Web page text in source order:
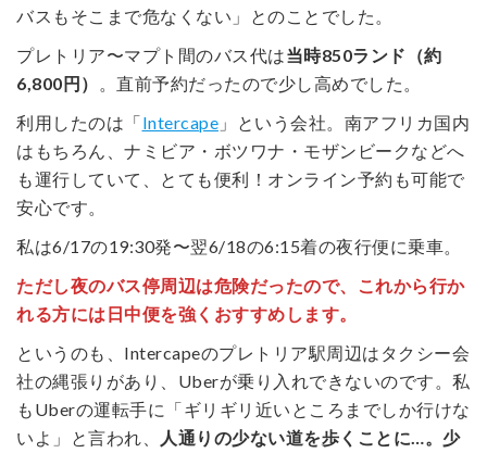
バスもそこまで危なくない」とのことでした。
プレトリア〜マプト間のバス代は当時850ランド（約
6,800円）
。直前予約だったので少し高めでした。
利用したのは「Intercape 」という会社。南アフリカ国内
はもちろん、ナミビア・ボツワナ・モザンビークなどへ
も運行していて、とても便利！オンライン予約も可能で
安心です。
私は6/17の19:30発〜翌6/18の6:15着の夜行便に乗車。
ただし夜のバス停周辺は危険だったので、これから行か
れる方には日中便を強くおすすめします。
というのも、Intercapeのプレトリア駅周辺はタクシー会
社の縄張りがあり、Uberが乗り入れできないのです。私
もUberの運転手に「ギリギリ近いところまでしか行けな
いよ」と言われ、
人通りの少ない道を歩くことに…。少